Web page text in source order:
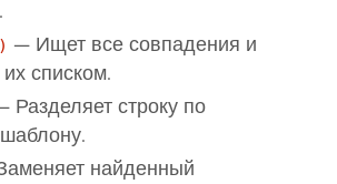
— Ищет все совпадения и
списком.
Разделяет строку по
найденный